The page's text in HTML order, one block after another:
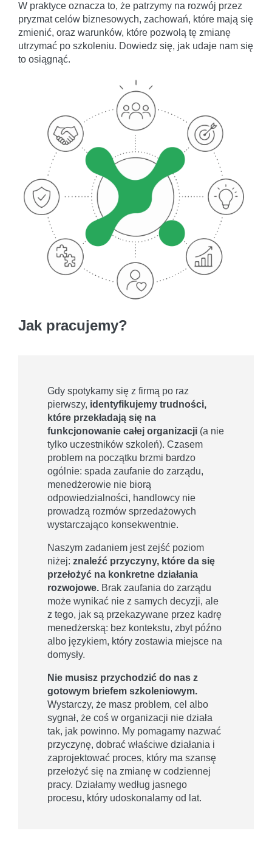
W praktyce oznacza to, że patrzymy na rozwój przez
pryzmat celów biznesowych, zachowań, które mają się
zmienić, oraz warunków, które pozwolą tę zmianę
utrzymać po szkoleniu. Dowiedz się, jak udaje nam się
to osiągnąć.
Jak pracujemy?
Gdy spotykamy się z firmą po raz
pierwszy, identyfikujemy trudności,
które przekładają się na
funkcjonowanie całej organizacji (a nie
tylko uczestników szkoleń). Czasem
problem na początku brzmi bardzo
ogólnie: spada zaufanie do zarządu,
menedżerowie nie biorą
odpowiedzialności, handlowcy nie
prowadzą rozmów sprzedażowych
wystarczająco konsekwentnie.
Naszym zadaniem jest zejść poziom
niżej: znaleźć przyczyny, które da się
przełożyć na konkretne działania
rozwojowe. Brak zaufania do zarządu
może wynikać nie z samych decyzji, ale
z tego, jak są przekazywane przez kadrę
menedżerską: bez kontekstu, zbyt późno
albo językiem, który zostawia miejsce na
domysły.
Nie musisz przychodzić do nas z
gotowym briefem szkoleniowym.
Wystarczy, że masz problem, cel albo
sygnał, że coś w organizacji nie działa
tak, jak powinno. My pomagamy nazwać
przyczynę, dobrać właściwe działania i
zaprojektować proces, który ma szansę
przełożyć się na zmianę w codziennej
pracy. Działamy według jasnego
procesu, który udoskonalamy od lat.